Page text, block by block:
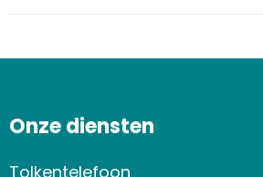
Onze diensten
Tolkentelefoon